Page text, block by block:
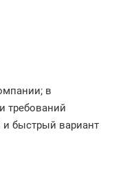
в
требований
быстрый вариант